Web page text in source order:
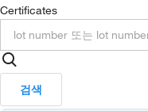
Certificates
검색